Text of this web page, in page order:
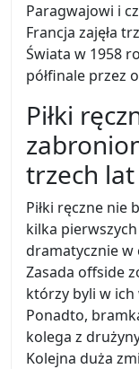
Paragwajowi i
Francja zajęła
Świata w 1958
półfinale przez
Piłki
trzech
Piłki ręczne nie
kilka
dramatycznie w
Zasada offside
którzy byli w ich
Ponadto,
kolega z
Kolejna duża